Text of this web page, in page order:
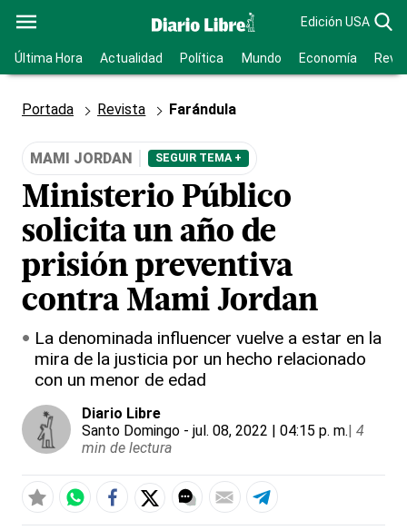
Edición USA
Última Hora Actualidad Política Mundo Economía
Portada Revista Farándula
MAMI JORDAN SEGUIR TEMA +
Ministerio Público
solicita un año de
prisión preventiva
contra Mami Jordan
La denominada influencer vuelve a estar en la
mira de la justicia por un hecho relacionado
con un menor de edad
Diario Libre
Santo Domingo - jul. 08, 2022 | 04:15 p. m.| 4
min de lectura